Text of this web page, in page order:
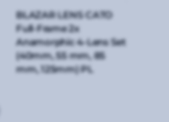
BLAZAR LENS CATO
Full-Frame 2x
Anamorphic 4-Lens Set
(40mm, 55 mm, 85
mm, 125mm) PL